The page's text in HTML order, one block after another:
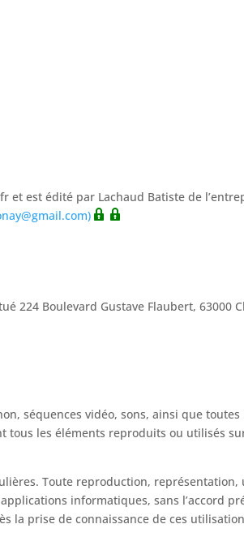
est édité par Lachaud Batiste de
)
224 Boulevard Gustave Flaubert, 63000
séquences vidéo, sons, ainsi que
les éléments reproduits ou utilisés
Toute reproduction, représentation,
informatiques, sans l’accord
la prise de connaissance de ces